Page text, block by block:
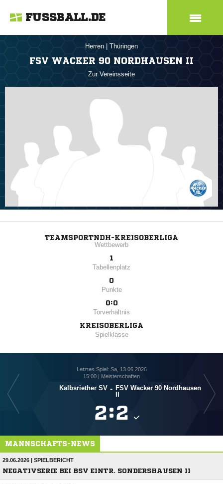
FUSSBALL.DE
Herren Thüringen
FSV WACKER 90 NORDHAUSEN II
Zur Vereinsseite
TEAMSPORTNDH-KREISOBERLIGA
Wettbewerb
1
Tabellenplatz
0
Punkte
0:0
Torverhältnis
KREISOBERLIGA
Spielklasse
Letztes Spiel: Sa, 13.06.2026
15:00 | Meisterschaften
Kalbsriether SV - FSV Wacker 90 Nordhausen
:
MANNSCHAFTS-NEWS
29.06.2026 | SPIELBERICHT
NEGATIVSERIE BEI BSV EINTR. SONDERSHAUSEN II